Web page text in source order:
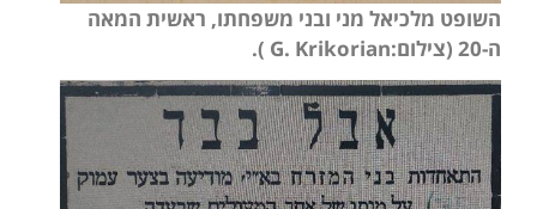
השופט מלכיאל מני ובני משפחתו, ראשית המאה
ה-20 (צילום:
G. Krikorian
).